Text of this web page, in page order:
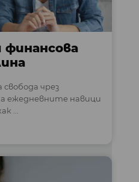
финансова
чрез
ежедневните навици
...